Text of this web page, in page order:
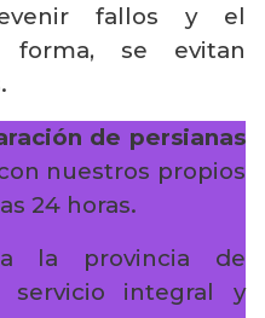
fallos y el
forma, se evitan
de persianas
nuestros propios
24 horas.
la provincia de
servicio integral y